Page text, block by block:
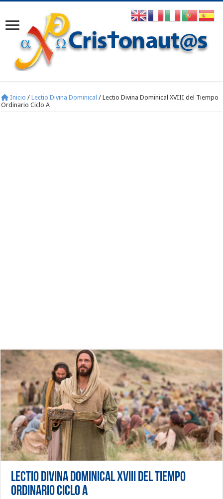
Inicio / Lectio Divina Dominical / Lectio Divina Dominical XVIII del Tiempo
Ordinario Ciclo A
Lectio Divina Dominical XVIII del Tiempo
Ordinario Ciclo A